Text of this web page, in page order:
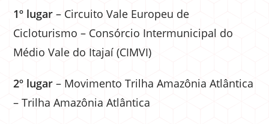
1º lugar – Circuito Vale Europeu de
Cicloturismo – Consórcio Intermunicipal do
Médio Vale do Itajaí (CIMVI)
2º lugar – Movimento Trilha Amazônia Atlântica
– Trilha Amazônia Atlântica